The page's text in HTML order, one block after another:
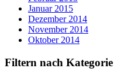
Januar 2015
Dezember 2014
November 2014
Oktober 2014
Filtern nach Kategorie